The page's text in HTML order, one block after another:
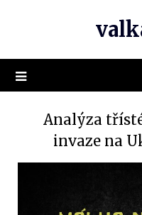
Analýza
invaze na